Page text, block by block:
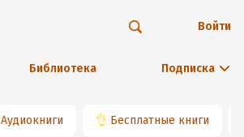
Библиотека Подписка
Войти
Аудиокниги 👌 Бесплатные книги